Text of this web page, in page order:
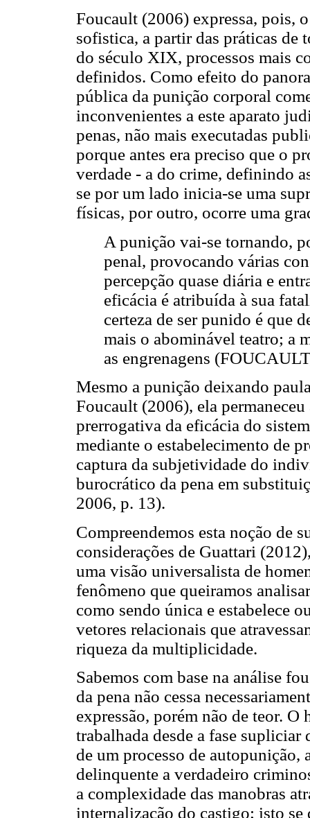
Foucault (2006) expressa, pois,
sofistica, a partir das práticas
do século XIX, processos mais
definidos. Como efeito do
pública da punição corporal
inconvenientes a este aparato
penas, não mais executadas
porque antes era preciso que o
verdade - a do crime, definindo
se por um lado inicia-se uma
físicas, por outro, ocorre uma
A punição vai-se tornando,
penal, provocando várias
percepção quase diária e
eficácia é atribuída à sua
certeza de ser punido é que
mais o abominável teatro; a
as engrenagens
Mesmo a punição deixando
Foucault (2006), ela
prerrogativa da eficácia do
mediante o estabelecimento de
captura da subjetividade do
burocrático da pena em
2006, p. 13).
Compreendemos esta noção de
considerações de Guattari
uma visão universalista de
fenômeno que queiramos
como sendo única e estabelece
vetores relacionais que
riqueza da multiplicidade.
Sabemos com base na análise
da pena não cessa
expressão, porém não de teor.
trabalhada desde a fase
de um processo de autopunição,
delinquente a verdadeiro
a complexidade das manobras
internalização do castigo; isto